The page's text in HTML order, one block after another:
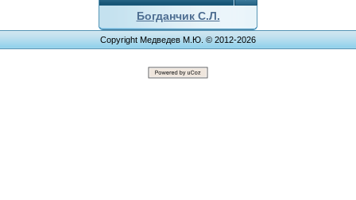
Богданчик С.Л.
Copyright Медведев М.Ю. © 2012-2026